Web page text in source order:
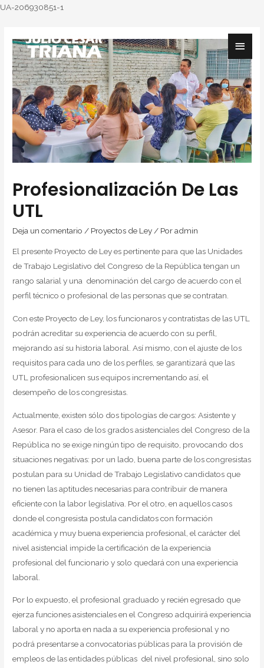
UA-206930851-1
Profesionalización De Las
UTL
Deja un comentario / Proyectos de Ley / Poradmin
El presente Proyecto de Ley es pertinente para que las Unidades
de Trabajo Legislativo del Congreso de la República tengan un
rango salarial y una denominación del cargo de acuerdo con el
perfil técnico o profesional de las personas que se contratan.
Con este Proyecto de Ley, los funcionaros y contratistas de las UTL
podrán acreditar su experiencia de acuerdo con su perfil,
mejorando así su historia laboral. Así mismo, con el ajuste de los
requisitos para cada uno de los perfiles, se garantizará que las
UTL profesionalicen sus equipos incrementando así, el
desempeño de los congresistas.
Actualmente, existen sólo dos tipologías de cargos: Asistente y
Asesor. Para el caso de los grados asistenciales del Congreso de la
República no se exige ningún tipo de requisito, provocando dos
situaciones negativas: por un lado, buena parte de los congresistas
postulan para su Unidad de Trabajo Legislativo candidatos que
no tienen las aptitudes necesarias para contribuir de manera
eficiente con la labor legislativa. Por el otro, en aquellos casos
donde el congresista postula candidatos con formación
académica y muy buena experiencia profesional, el carácter del
nivel asistencial impide la certificación de la experiencia
profesional del funcionario y solo quedará con una experiencia
laboral.
Por lo expuesto, el profesional graduado y recién egresado que
ejerza funciones asistenciales en el Congreso adquirirá experiencia
laboral y no aporta en nada a su experiencia profesional y no
podrá presentarse a convocatorias públicas para la provisión de
empleos de las entidades públicas del nivel profesional, sino solo